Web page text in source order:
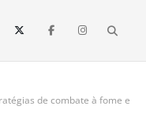
de Roraima
sobre política,
com
de combate à fome e